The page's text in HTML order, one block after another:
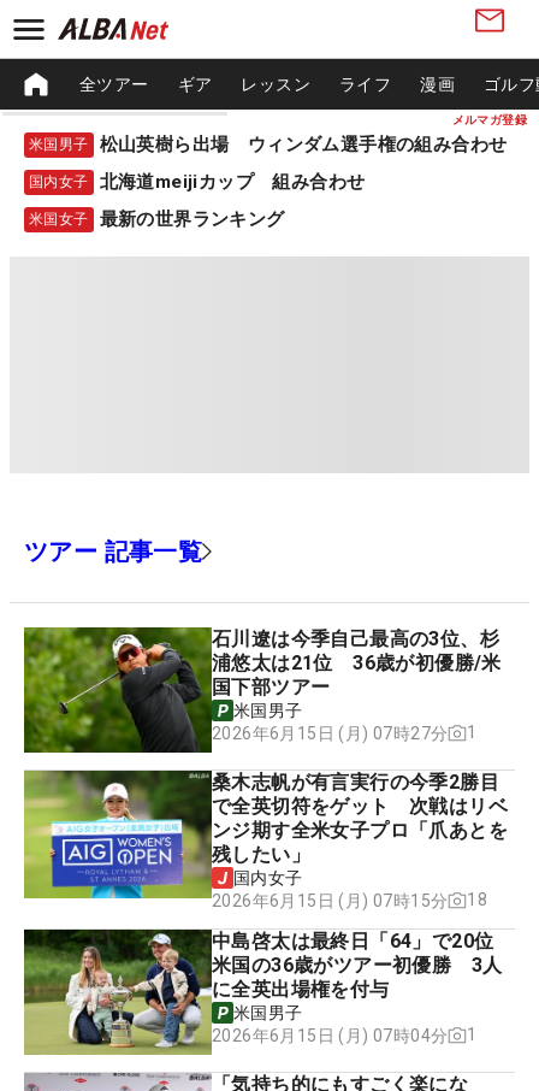
メルマガ登録
全ツアー ギア レッスン ライフ 漫画 ゴル
米国男子 松山英樹ら出場 ウィンダム選手権の組み合わせ
国内女子 北海道meijiカップ 組み合わせ
米国女子 最新の世界ランキング
ツアー 記事一覧
石川遼は今季自己最高の3位、杉
浦悠太は21位 36歳が初優勝/米
国下部ツアー
米国男子
2026年6月15日 (月) 07時27分
1
桑木志帆が有言実行の今季2勝目
で全英切符をゲット 次戦はリベ
ンジ期す全米女子プロ「爪あとを
残したい」
国内女子
2026年6月15日 (月) 07時15分
18
中島啓太は最終日「64」で20位
米国の36歳がツアー初優勝 3人
に全英出場権を付与
米国男子
2026年6月15日 (月) 07時04分
1
「気持ち的にもすごく楽にな